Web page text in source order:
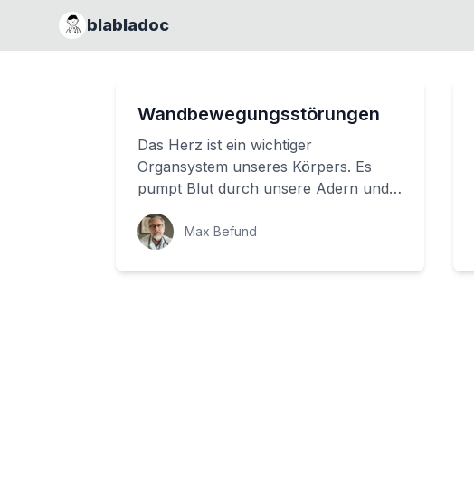
blabladoc
Wandbewegungsstörungen
Das Herz ist ein wichtiger
Organsystem unseres Körpers. Es
pumpt Blut durch unsere Adern und
gibt uns dadurch das Leben. Aber wie
funktioniert das Her...
Max Befund